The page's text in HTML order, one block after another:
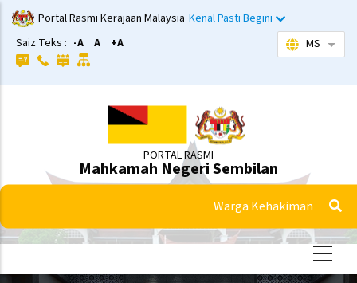
Langkau
ke
kandungan
utama
Portal Rasmi Kerajaan Malaysia Kenal Pasti Begini
Saiz Teks : -A A +A MS
PORTAL RASMI
Mahkamah Negeri Sembilan
Warga Kehakiman